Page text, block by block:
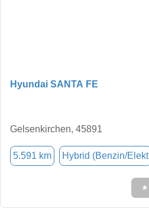
Hyundai SANTA FE
Gelsenkirchen, 45891
5.591 km Hybrid (Benzin/Elekt
★